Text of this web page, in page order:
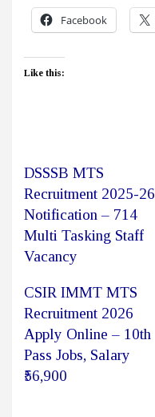
Facebook
Like this:
DSSSB MTS
Recruitment 2025-26
Notification – 714
Multi Tasking Staff
Vacancy
CSIR IMMT MTS
Recruitment 2026
Apply Online – 10th
Pass Jobs, Salary
₹56,900